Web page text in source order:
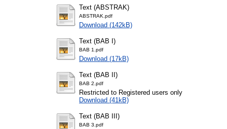
Text (ABSTRAK)
ABSTRAK.pdf
Download (142kB)
Text (BAB I)
BAB 1.pdf
Download (17kB)
Text (BAB II)
BAB 2.pdf
Restricted to Registered users only
Download (41kB)
Text (BAB III)
BAB 3.pdf